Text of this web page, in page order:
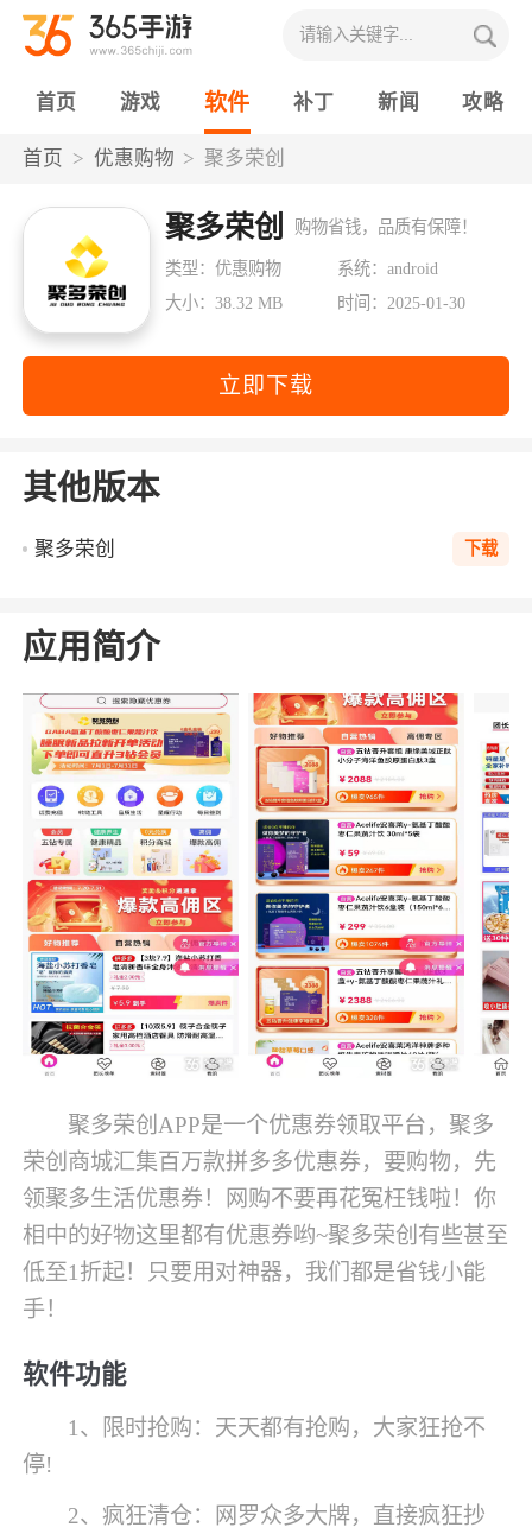
首页 游戏 软件 补丁 新闻 攻略
首页 优惠购物 聚多荣创
聚多荣创 购物省钱，品质有保障！
类型：优惠购物
系统：android
大小：38.32 MB
时间：2025-01-30
立即下载
其他版本
聚多荣创 下载
应用简介
聚多荣创APP是一个优惠券领取平台，聚多
荣创商城汇集百万款拼多多优惠券，要购物，先
领聚多生活优惠券！网购不要再花冤枉钱啦！你
相中的好物这里都有优惠券哟~聚多荣创有些甚至
低至1折起！只要用对神器，我们都是省钱小能
手！
软件功能
1、限时抢购：天天都有抢购，大家狂抢不
停!
2、疯狂清仓：网罗众多大牌，直接疯狂抄